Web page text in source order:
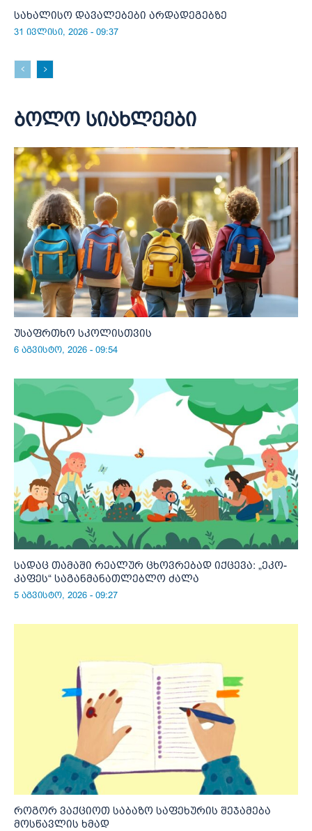
სახალისო დავალებები არდადეგებზე
31 ივლისი, 2026 - 09:37
ბოლო სიახლეები
უსაფრთხო სკოლისთვის
6 აგვისტო, 2026 - 09:54
სადაც თამაში რეალურ ცხოვრებად იქცევა: „ეკო-
კაფეს“ საგანმანათლებლო ძალა
5 აგვისტო, 2026 - 09:27
როგორ ვაქციოთ საბაზო საფეხურის შეჯამება
მოსწავლის ხმად